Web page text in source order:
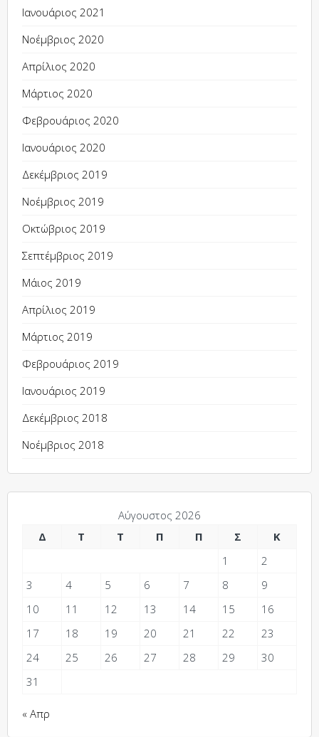
Ιανουάριος 2021
Νοέμβριος 2020
Απρίλιος 2020
Μάρτιος 2020
Φεβρουάριος 2020
Ιανουάριος 2020
Δεκέμβριος 2019
Νοέμβριος 2019
Οκτώβριος 2019
Σεπτέμβριος 2019
Μάιος 2019
Απρίλιος 2019
Μάρτιος 2019
Φεβρουάριος 2019
Ιανουάριος 2019
Δεκέμβριος 2018
Νοέμβριος 2018
Αύγουστος 2026
Δ
Τ Τ Π Π Σ
Κ
1
2
3
4 5 6 7 8
9
10
11 12 13 14 15
16
17
18 19 20 21 22
23
24
25 26 27 28 29
30
31
« Απρ